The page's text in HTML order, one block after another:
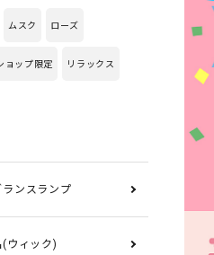
ムスク ローズ
ョップ限定 リラックス
ランスランプ
(ウィック)